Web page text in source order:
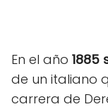
En el año 1885
de un italiano
carrera de